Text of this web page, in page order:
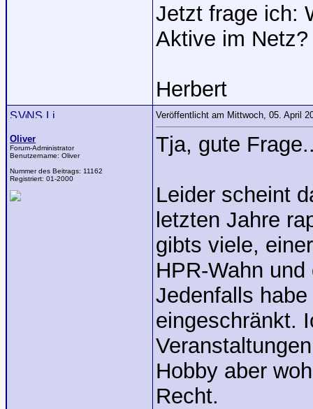
Jetzt frage ich:
Aktive im Netz?
Herbert
Oliver
Forum-Administrator
Benutzername: Oliver
Nummer des Beitrags: 11162
Registriert: 01-2000
Veröffentlicht am Mittwoch, 05. April
Tja, gute
Leider scheint
letzten Jahre
gibts viele,
HPR-Wahn
Jedenfalls
eingeschränkt.
Hobby aber
Recht.